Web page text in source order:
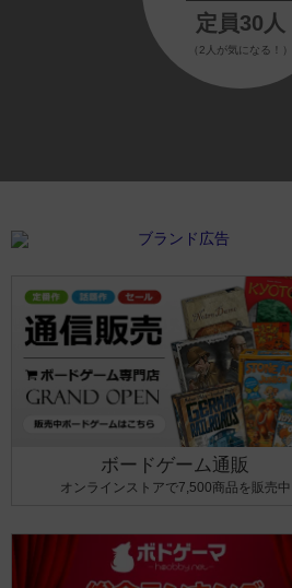
定員30人
（2人が気になる！）
ボードゲーム通販
オンラインストアで7,500商品を販売中